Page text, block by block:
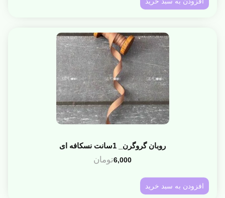
روبان گروگرن_ 1سانت نسکافه ای
6,000تومان
افزودن به سبد خرید